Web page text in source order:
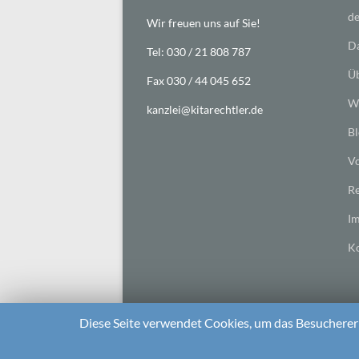
Wir freuen uns auf Sie!
Tel: 030 / 21 808 787
Fax 030 / 44 045 652
kanzlei@kitarechtler.de
Diese Seite verwendet Cookies, um das